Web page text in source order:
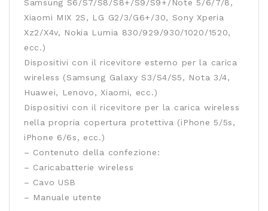
Samsung S6/S7/S8/S8+/S9/S9+/Note 5/6/7/8,
Xiaomi MIX 2S, LG G2/3/G6+/30, Sony Xperia
Xz2/X4v, Nokia Lumia 830/929/930/1020/1520,
ecc.)
Dispositivi con il ricevitore esterno per la carica
wireless (Samsung Galaxy S3/S4/S5, Nota 3/4,
Huawei, Lenovo, Xiaomi, ecc.)
Dispositivi con il ricevitore per la carica wireless
nella propria copertura protettiva (iPhone 5/5s,
iPhone 6/6s, ecc.)
– Contenuto della confezione:
– Caricabatterie wireless
– Cavo USB
– Manuale utente